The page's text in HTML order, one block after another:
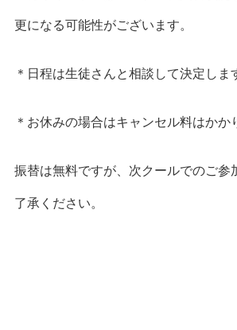
更になる可能性がございます。
＊日程は生徒さんと相談して決定しま
＊お休みの場合はキャンセル料はかか
振替は無料ですが、次クールでのご参
了承ください。